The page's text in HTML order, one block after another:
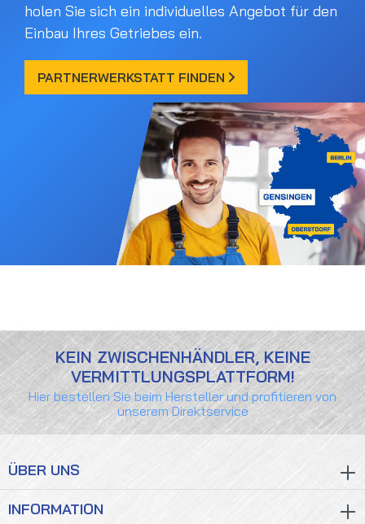
holen Sie sich ein individuelles Angebot für den
Einbau Ihres Getriebes ein.
PARTNERWERKSTATT FINDEN
KEIN ZWISCHENHÄNDLER, KEINE
VERMITTLUNGSPLATTFORM!
Hier bestellen Sie beim Hersteller und profitieren von
unserem Direktservice
ÜBER UNS
INFORMATION